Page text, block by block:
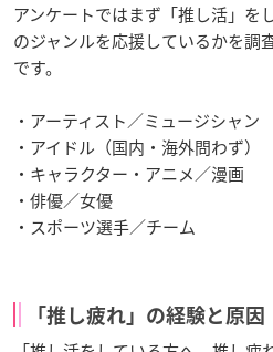
アンケートではまず「推し活」を
のジャンルを応援しているかを調
です。
・アーティスト／ミュージシャン
・アイドル（国内・海外問わず）
・キャラクター・アニメ／漫画
・俳優／女優
・スポーツ選手／チーム
「推し疲れ」の経験と原因